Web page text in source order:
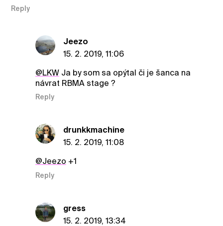
Reply
Jeezo
15. 2. 2019, 11:06
@LKWJa by som sa opýtal či je šanca na
návrat RBMA stage ?
Reply
drunkkmachine
15. 2. 2019, 11:08
@Jeezo +1
Reply
gress
15. 2. 2019, 13:34